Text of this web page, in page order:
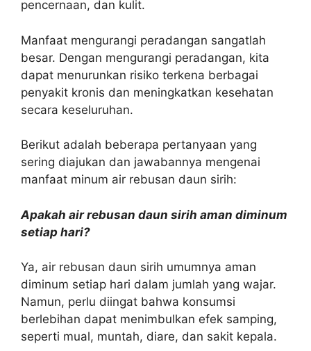
pencernaan, dan kulit.
Manfaat mengurangi peradangan sangatlah
besar. Dengan mengurangi peradangan, kita
dapat menurunkan risiko terkena berbagai
penyakit kronis dan meningkatkan kesehatan
secara keseluruhan.
Berikut adalah beberapa pertanyaan yang
sering diajukan dan jawabannya mengenai
manfaat minum air rebusan daun sirih:
Apakah air rebusan daun sirih aman diminum
setiap hari?
Ya, air rebusan daun sirih umumnya aman
diminum setiap hari dalam jumlah yang wajar.
Namun, perlu diingat bahwa konsumsi
berlebihan dapat menimbulkan efek samping,
seperti mual, muntah, diare, dan sakit kepala.